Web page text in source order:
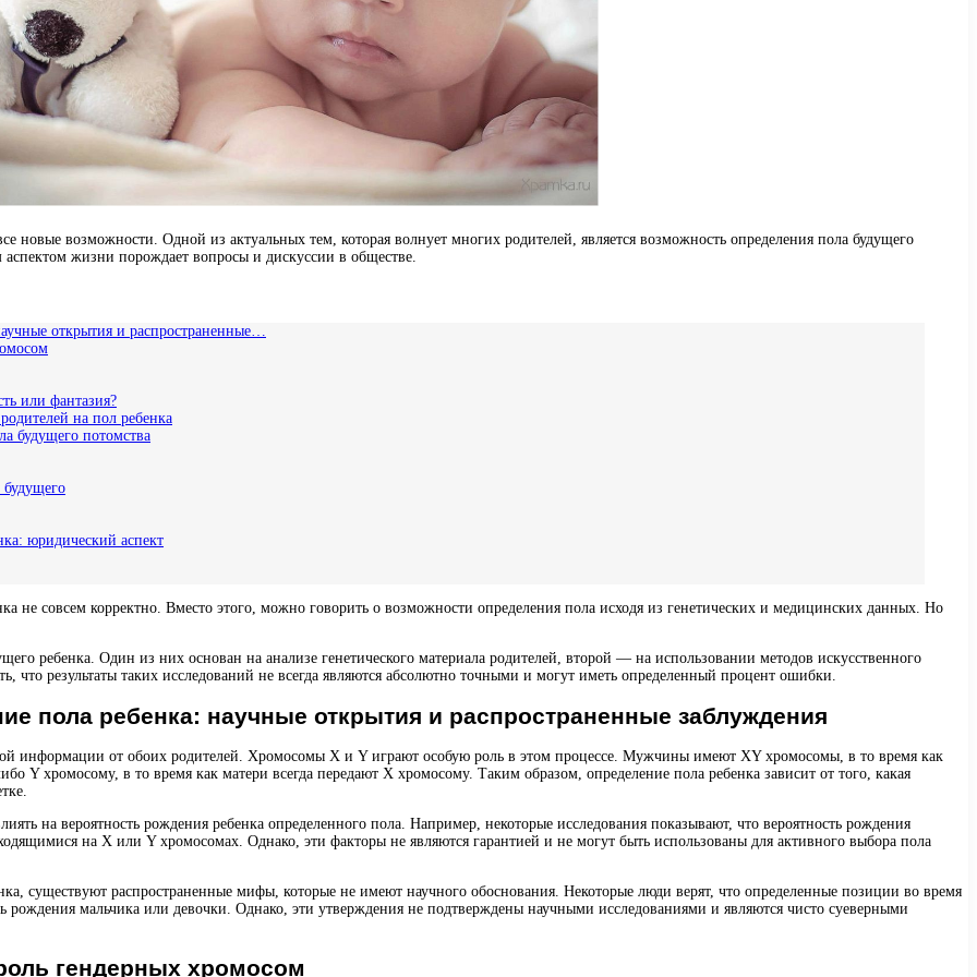
новые возможности. Одной из актуальных тем, которая волнует многих родителей, является возможность определения пола будущего
жизни порождает вопросы и дискуссии в обществе.
открытия и распространенные…
или фантазия?
на пол ребенка
будущего потомства
будущего
юридический аспект
не совсем корректно. Вместо этого, можно говорить о возможности определения пола исходя из генетических и медицинских данных. Но
ребенка. Один из них основан на анализе генетического материала родителей, второй — на использовании методов искусственного
результаты таких исследований не всегда являются абсолютно точными и могут иметь определенный процент ошибки.
пола ребенка: научные открытия и распространенные заблуждения
информации от обоих родителей. Хромосомы X и Y играют особую роль в этом процессе. Мужчины имеют XY хромосомы, в то время как
хромосому, в то время как матери всегда передают X хромосому. Таким образом, определение пола ребенка зависит от того, какая
на вероятность рождения ребенка определенного пола. Например, некоторые исследования показывают, что вероятность рождения
на X или Y хромосомах. Однако, эти факторы не являются гарантией и не могут быть использованы для активного выбора пола
существуют распространенные мифы, которые не имеют научного обоснования. Некоторые люди верят, что определенные позиции во время
рождения мальчика или девочки. Однако, эти утверждения не подтверждены научными исследованиями и являются чисто суеверными
гендерных хромосом